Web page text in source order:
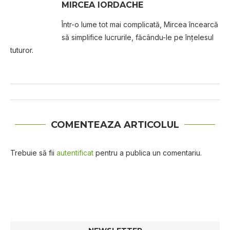
MIRCEA IORDACHE
Într-o lume tot mai complicată, Mircea încearcă
să simplifice lucrurile, făcându-le pe înțelesul
tuturor.
COMENTEAZA ARTICOLUL
Trebuie să fii autentificat pentru a publica un comentariu.